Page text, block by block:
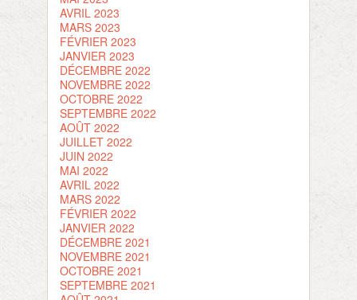
AVRIL 2023
MARS 2023
FÉVRIER 2023
JANVIER 2023
DÉCEMBRE 2022
NOVEMBRE 2022
OCTOBRE 2022
SEPTEMBRE 2022
AOÛT 2022
JUILLET 2022
JUIN 2022
MAI 2022
AVRIL 2022
MARS 2022
FÉVRIER 2022
JANVIER 2022
DÉCEMBRE 2021
NOVEMBRE 2021
OCTOBRE 2021
SEPTEMBRE 2021